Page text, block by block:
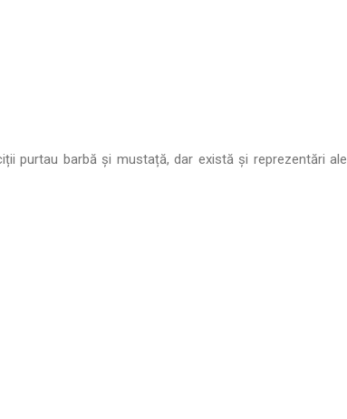
purtau barbă și mustață, dar există și reprezentări ale